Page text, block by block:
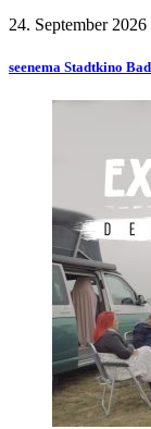
24. September 2026
seenema Stadtkino